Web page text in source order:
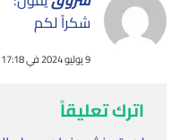
شكراً لكم
9 يوليو 2024 في 17:18
اترك تعليقاً